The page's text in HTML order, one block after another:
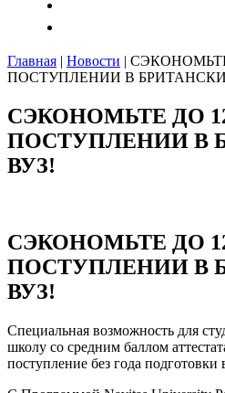
Главная | Новости |
ПОСТУПЛЕНИИ В
СЭКОНОМЬТЕ ДО
ПОСТУПЛЕНИИ В
ВУЗ!
СЭКОНОМЬТЕ ДО
ПОСТУПЛЕНИИ В
ВУЗ!
Специальная возможность для
школу со средним баллом
поступление без года подготовки